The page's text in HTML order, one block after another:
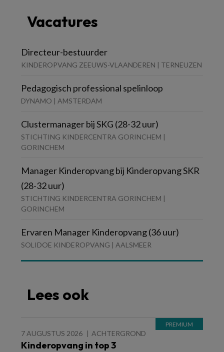
Vacatures
Directeur-bestuurder
KINDEROPVANG ZEEUWS-VLAANDEREN | TERNEUZEN
Pedagogisch professional spelinloop
DYNAMO | AMSTERDAM
Clustermanager bij SKG (28-32 uur)
STICHTING KINDERCENTRA GORINCHEM |
GORINCHEM
Manager Kinderopvang bij Kinderopvang SKR
(28-32 uur)
STICHTING KINDERCENTRA GORINCHEM |
GORINCHEM
Ervaren Manager Kinderopvang (36 uur)
SOLIDOE KINDEROPVANG | AALSMEER
Lees ook
7 AUGUSTUS 2026 ACHTERGROND
Kinderopvang in top 3